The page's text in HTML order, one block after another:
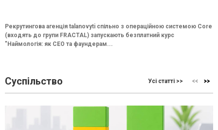
Рекрутингова агенція talanovyti спільно з операційною системою Core
(входять до групи FRACTAL) запускають безплатний курс
"Наймологія: як СEO та фаундерам...
Суспільство Усі статті >>